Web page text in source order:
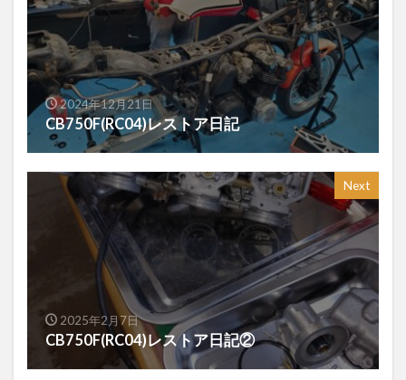
2024年12月21日
CB750F(RC04)レストア日記
Next
2025年2月7日
CB750F(RC04)レストア日記②